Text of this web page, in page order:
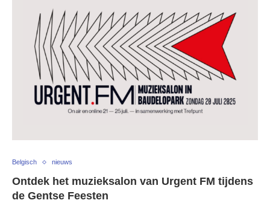
Belgisch nieuws
Ontdek het muzieksalon van Urgent FM tijdens
de Gentse Feesten